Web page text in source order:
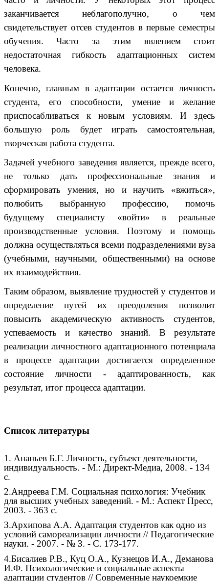
заканчивается неблагополучно, о чем
свидетельствует отсев студентов в первые семестры
обучения. Часто за этим явлением стоит
недостаточная гибкость адаптационных систем
человека.
Конечно, главным в адаптации остается личность
студента, его способности, умение и желание
приспосабливаться к новым условиям. И здесь
большую роль будет играть самостоятельная,
творческая работа студента.
Задачей учебного заведения является, прежде всего,
не только дать профессиональные знания и
сформировать умения, но и научить «вжиться»,
полюбить выбранную профессию, помочь
будущему специалисту «войти» в реальные
производственные условия. Поэтому и помощь
должна осуществляться всеми подразделениями вуза
(учебными, научными, общественными) на основе
их взаимодействия.
Таким образом, выявление трудностей у студентов и
определение путей их преодоления позволит
повысить академическую активность студентов,
успеваемость и качество знаний. В результате
реализации личностного адаптационного потенциала
в процессе адаптации достигается определенное
состояние личности - адаптированность, как
результат, итог процесса адаптации.
Список литературы
1. Ананьев Б.Г. Личность, субъект деятельности,
индивидуальность. - М.: Директ-Медиа, 2008. - 134
с.
2.Андреева Г.М. Социальная психология: Учебник
для высших учебных заведений. - М.: Аспект Пресс,
2003. - 363 с.
3.Архипова А.А. Адаптация студентов как одно из
условий самореализации личности // Педагогические
науки. - 2007. - № 3. - С. 173-177.
4.Бисалиев Р.В., Куц О.А., Кузнецов И.А., Деманова
И.Ф. Психологические и социальные аспекты
адаптации студентов // Современные наукоемкие